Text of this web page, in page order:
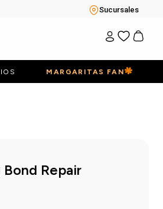
Sucursales
MARGARITAS FAN
Repair